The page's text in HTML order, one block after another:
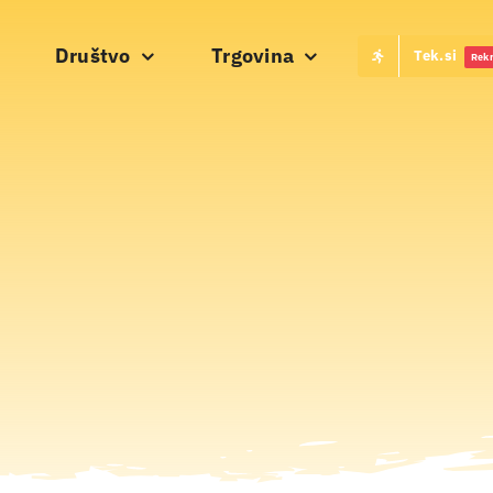
Društvo Trgovina Tek.si